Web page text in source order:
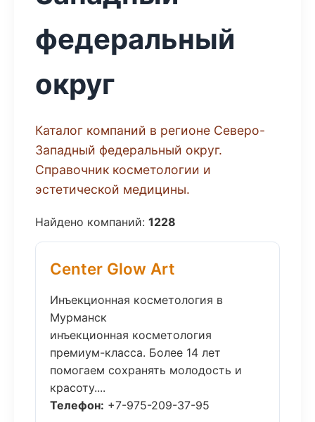
федеральный
округ
Каталог компаний в регионе Северо-
Западный федеральный округ.
Справочник косметологии и
эстетической медицины.
Найдено компаний: 1228
Center Glow Art
Инъекционная косметология в
Мурманск
инъекционная косметология
премиум-класса. Более 14 лет
помогаем сохранять молодость и
красоту....
Телефон: +7-975-209-37-95